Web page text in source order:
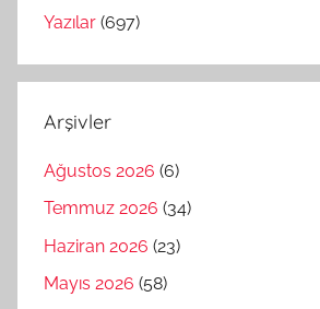
Yazılar (697)
Arşivler
Ağustos 2026 (6)
Temmuz 2026 (34)
Haziran 2026 (23)
Mayıs 2026 (58)